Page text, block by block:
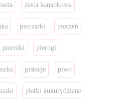
pasta kanapkowa
pieczarki pieczeń
pierniki pierogi
pistacje piwo
płatki kukurydziane